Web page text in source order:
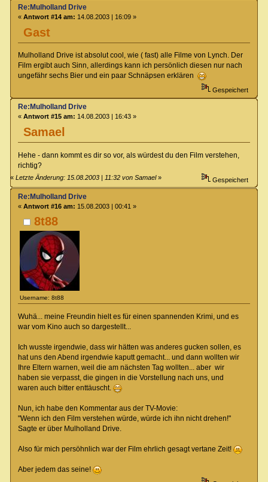
Gast
Re:Mulholland Drive
« Antwort #14 am: 14.08.2003 | 16:09 »
Mulholland Drive ist absolut cool, wie ( fast) alle Filme von Lynch. Der
Film ergibt auch Sinn, allerdings kann ich persönlich diesen nur nach
ungefähr sechs Bier und ein paar Schnäpsen erklären
Gespeichert
Samael
Re:Mulholland Drive
« Antwort #15 am: 14.08.2003 | 16:43 »
Hehe - dann kommt es dir so vor, als würdest du den Film verstehen,
richtig?
«Letzte Änderung: 15.08.2003 | 11:32 von Samael» Gespeichert
8t88
Username: 8t88
Re:Mulholland Drive
« Antwort #16 am: 15.08.2003 | 00:41 »
Wuhä... meine Freundin hielt es für einen spannenden Krimi, und es
war vom Kino auch so dargestellt...
Ich wusste irgendwie, dass wir hätten was anderes gucken sollen, es
hat uns den Abend irgendwie kaputt gemacht... und dann wollten wir
Ihre Eltern warnen, weil die am nächsten Tag wollten... aber wir
haben sie verpasst, die gingen in die Vorstellung nach uns, und
waren auch bitter enttäuscht.
Nun, ich habe den Kommentar aus der TV-Movie:
"Wenn ich den Film verstehen würde, würde ich ihn nicht drehen!"
Sagte er über Mulholland Drive.
Also für mich persöhnlich war der Film ehrlich gesagt vertane Zeit!
Aber jedem das seine!